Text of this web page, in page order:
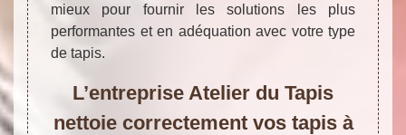
mieux pour fournir les solutions les plus
performantes et en adéquation avec votre type
de tapis.
L’entreprise Atelier du Tapis
nettoie correctement vos tapis à